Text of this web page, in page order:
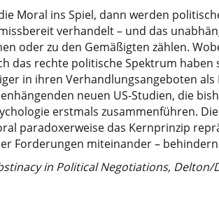
Moral ins Spiel, dann werden
verhandelt – und das
oder zu den Gemäßigten zählen.
das rechte politische Spektrum
in ihren Verhandlungsangeboten
neuen US-Studien, die
erstmals zusammenführen.
paradoxerweise das Kernprinzip
Forderungen miteinander –
in Political Negotiations, Delton/